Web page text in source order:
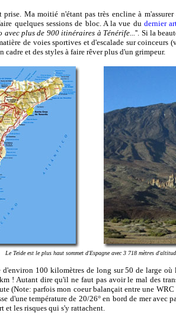
Ma moitié n'étant pas très encline à
quelques sessions de bloc. A la vue dudernier
plus de 900 itinéraires à Ténérife...''. Si la
de voies sportives et d'escalade sur coinceurs
et des styles à faire rêver plus d'un grimpeur.
Le Teide est le plus haut sommet d'Espagne avec 3 718 mètres
100 kilomètres de long sur 50 de large
! Autant dire qu'il ne faut pas avoir le mal des
(Note: parfois mon coeur balançait entre une
d'une température de 20/26° en bord de mer avec
et les risques qui s'y rattachent.